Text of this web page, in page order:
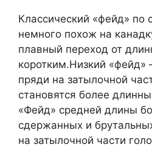
Классический «фейд» по
немного похож на
плавный переход от
коротким.Низкий «фейд»
пряди на затылочной
становятся более
«Фейд» средней длины
сдержанных и
на затылочной части